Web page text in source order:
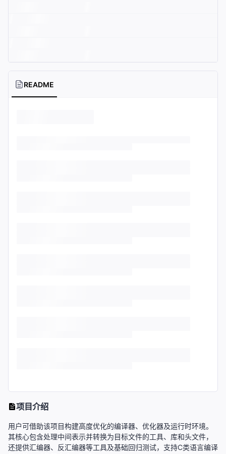
README
项目介绍
用户可借助该项目构建高度优化的编译器、优化器及运行时环境。
其核心包含处理中间表示并转换为目标文件的工具、库和头文件，
还提供汇编器、反汇编器等工具及基础回归测试，支持C类语言编译